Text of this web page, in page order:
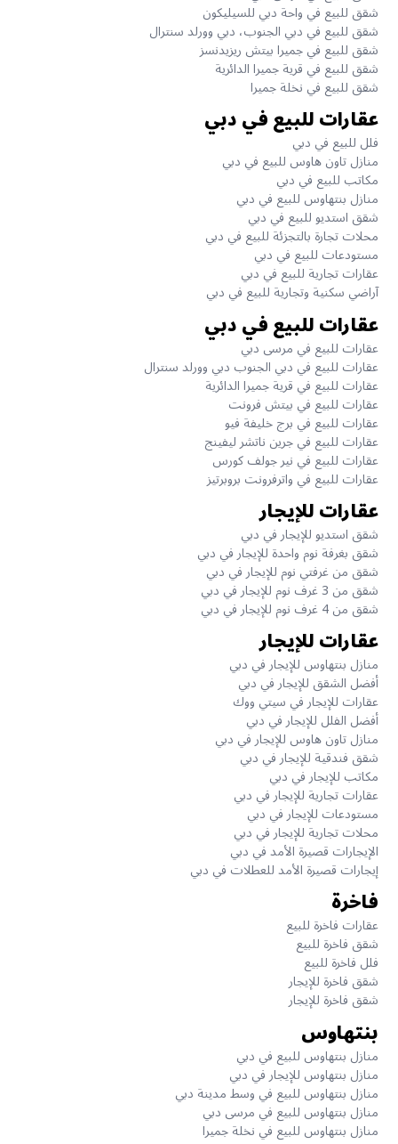
شقق للبيع في واحة دبي للسيليكون
شقق للبيع في دبي الجنوب، دبي وورلد سنترال
شقق للبيع في جميرا بيتش ريزيدنسز
شقق للبيع في قرية جميرا الدائرية
شقق للبيع في نخلة جميرا
عقارات للبيع في دبي
فلل للبيع في دبي
منازل تاون هاوس للبيع في دبي
مكاتب للبيع في دبي
منازل بنتهاوس للبيع في دبي
شقق استديو للبيع في دبي
محلات تجارة بالتجزئة للبيع في دبي
مستودعات للبيع في دبي
عقارات تجارية للبيع في دبي
آراضي سكنية وتجارية للبيع في دبي
عقارات للبيع في دبي
عقارات للبيع في مرسى دبي
عقارات للبيع في دبي الجنوب دبي وورلد سنترال
عقارات للبيع في قرية جميرا الدائرية
عقارات للبيع في بيتش فرونت
عقارات للبيع في برج خليفة فيو
عقارات للبيع في جرين ناتشر ليفينج
عقارات للبيع في نير جولف كورس
عقارات للبيع في واترفرونت بروبرتيز
عقارات للإيجار
شقق استديو للإيجار في دبي
شقق بغرفة نوم واحدة للإيجار في دبي
شقق من غرفتي نوم للإيجار في دبي
شقق من 3 غرف نوم للإيجار في دبي
شقق من 4 غرف نوم للإيجار في دبي
عقارات للإيجار
منازل بنتهاوس للإيجار في دبي
أفضل الشقق للإيجار في دبي
عقارات للإيجار في سيتي ووك
أفضل الفلل للإيجار في دبي
منازل تاون هاوس للإيجار في دبي
شقق فندقية للإيجار في دبي
مكاتب للإيجار في دبي
عقارات تجارية للإيجار في دبي
مستودعات للإيجار في دبي
محلات تجارية للإيجار في دبي
الإيجارات قصيرة الأمد في دبي
إيجارات قصيرة الأمد للعطلات في دبي
فاخرة
عقارات فاخرة للبيع
شقق فاخرة للبيع
فلل فاخرة للبيع
شقق فاخرة للإيجار
شقق فاخرة للإيجار
بنتهاوس
منازل بنتهاوس للبيع في دبي
منازل بنتهاوس للإيجار في دبي
منازل بنتهاوس للبيع في وسط مدينة دبي
منازل بنتهاوس للبيع في مرسى دبي
منازل بنتهاوس للبيع في نخلة جميرا